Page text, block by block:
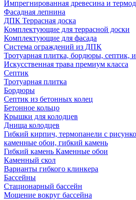
Импрегнированная древесина и
Фасадная лепнина
ДПК Террасная доска
Комплектующие для террасной доски
Комплектующие для фасада
Система ограждений из ДПК
Тротуарная плитка, бордюры, септик,
Искусственная трава премиум класса
Септик
Тротуарная плитка
Бордюры
Септик из бетонных колец
Бетонное кольцо
Крышки для колодцев
Днища колодцев
Гибкий кирпич, термопанели с
каменные обои, гибкий камень
Гибкий камень Каменные обои
Каменный скол
Варианты гибкого клинкера
Бассейны
Стационарный бассейн
Мощение вокруг бассейна